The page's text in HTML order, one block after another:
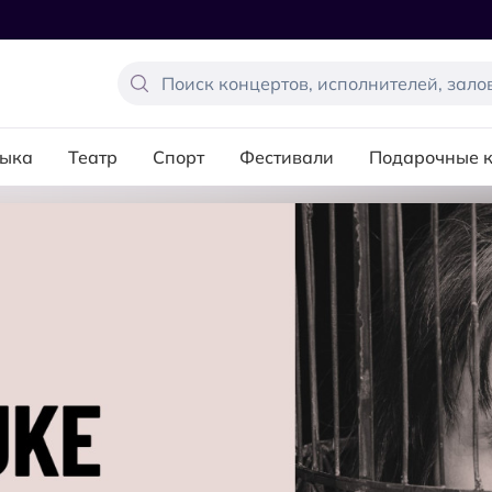
Театр Спорт Фестивали Подарочные